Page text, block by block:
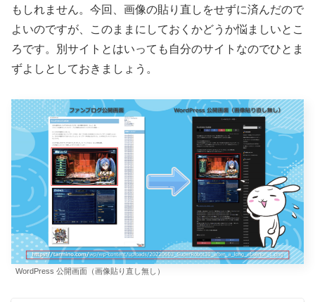
もしれません。今回、画像の貼り直しをせずに済んだので
よいのですが、このままにしておくかどうか悩ましいとこ
ろです。別サイトとはいっても自分のサイトなのでひとま
ずよしとしておきましょう。
WordPress 公開画面（画像貼り直し無し）